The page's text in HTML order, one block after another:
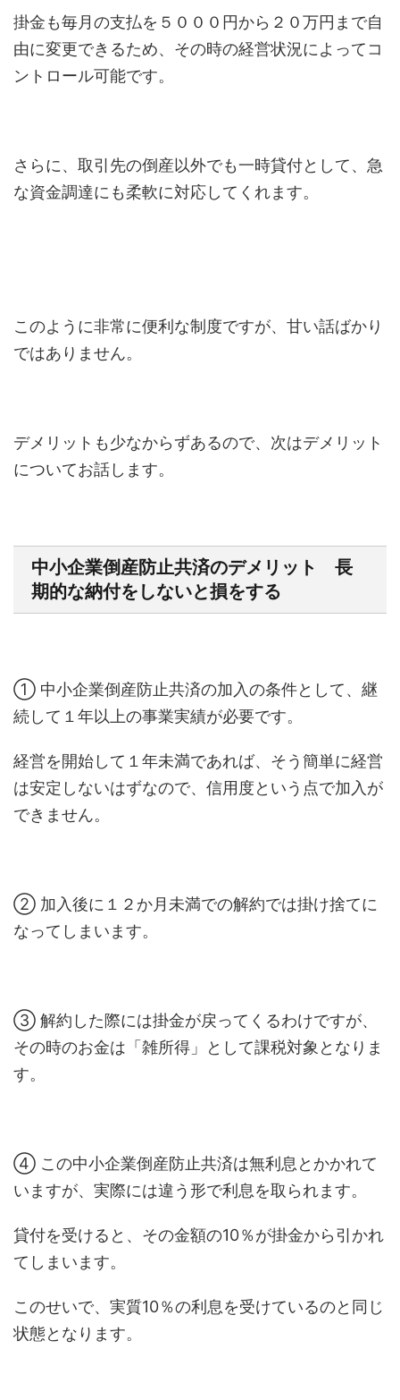
掛金も毎月の支払を５０００円から２０万円まで自
由に変更できるため、その時の経営状況によってコ
ントロール可能です。
さらに、取引先の倒産以外でも一時貸付として、急
な資金調達にも柔軟に対応してくれます。
このように非常に便利な制度ですが、甘い話ばかり
ではありません。
デメリットも少なからずあるので、次はデメリット
についてお話します。
中小企業倒産防止共済のデメリット 長
期的な納付をしないと損をする
① 中小企業倒産防止共済の加入の条件として、継
続して１年以上の事業実績が必要です。
経営を開始して１年未満であれば、そう簡単に経営
は安定しないはずなので、信用度という点で加入が
できません。
② 加入後に１２か月未満での解約では掛け捨てに
なってしまいます。
③ 解約した際には掛金が戻ってくるわけですが、
その時のお金は「雑所得」として課税対象となりま
す。
④ この中小企業倒産防止共済は無利息とかかれて
いますが、実際には違う形で利息を取られます。
貸付を受けると、その金額の10％が掛金から引かれ
てしまいます。
このせいで、実質10％の利息を受けているのと同じ
状態となります。